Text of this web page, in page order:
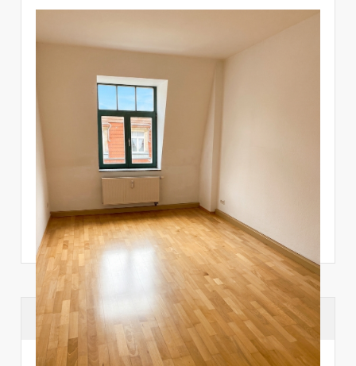
Suchhistorie
noch nichts angesehen